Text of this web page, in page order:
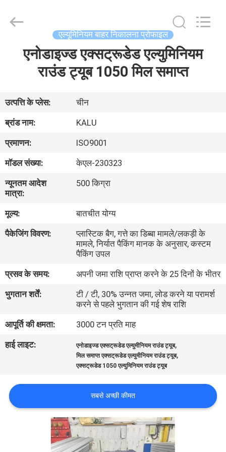
वीआर
दिखाएँ
हमारे
बारे
कारखाना
गुणवत्ता
नियंत्रण
संपर्क
समाचार
Rights
एल्यूमिनियम बाहर निकालना प्रोफाइल
एनोडाइज्ड एक्सट्रूडेड एल्युमिनियम
राउंड ट्यूब 1050 मिल समाप्त
उत्पत्ति के प्लेस:
चीन
ब्रांड नाम:
KALU
प्रमाणन:
ISO9001
मॉडल संख्या:
केएल-230323
न्यूनतम आदेश
मात्रा:
500 किग्रा
मूल्य:
बातचीत योग्य
पैकेजिंग विवरण:
प्लास्टिक बैग, गत्ते का डिब्बा मामले/लकड़ी के
मामले, निर्यात पैकिंग मानक के अनुसार, कस्टम
पैकिंग उपल
प्रसव के समय:
अपनी जमा राशि प्राप्त करने के 25 दिनों के भीतर
भुगतान शर्तें:
टी / टी, 30% उन्नत जमा, लोड करने या परामर्श
करने से पहले भुगतान की गई शेष राशि
आपूर्ति की क्षमता:
3000 टन प्रति माह
हाई लाइट:
एनोडाइज्ड एक्सट्रूडेड एल्युमीनियम राउंड ट्यूब,
मिल समाप्त एक्सट्रूडेड एल्युमीनियम राउंड ट्यूब,
एक्सट्रूडेड 1050 एल्युमिनियम राउंड ट्यूब
सबसे अच्छी कीमत